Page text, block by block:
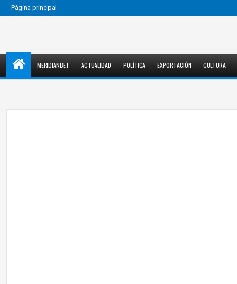
Página principal
MERIDIANBET ACTUALIDAD POLÍTICA EXPORTACIÓN CULTURA